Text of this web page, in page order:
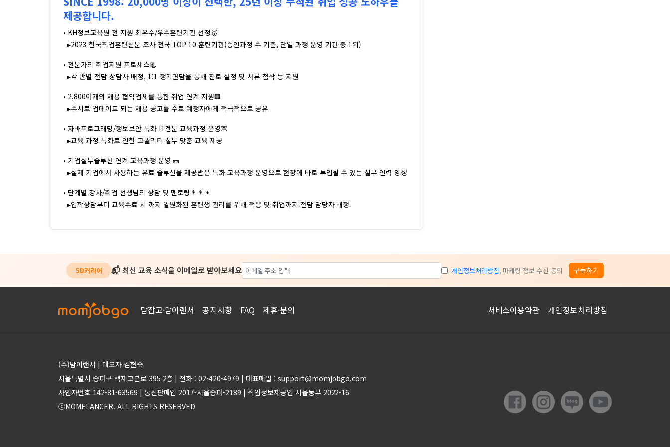
제공합니다.
• KH정보교육원 전 지원 최우수/우수훈련기관 선정🥇
▸2023 한국직업훈련신문 조사 전국 TOP 10 훈련기관(승인과정 수 기준, 단일 과정 운영 기관 중 1위)
• 전문가의 취업지원 프로세스📃
▸각 반별 전담 상담사 배정, 1:1 정기면담을 통해 진로 설정 및 서류 첨삭 등 지원
• 2,800여개의 채용 협약업체를 통한 취업 연계 지원🏢
▸수시로 업데이트 되는 채용 공고를 수료 예정자에게 적극적으로 공유
• 자바프로그래밍/정보보안 특화 IT전문 교육과정 운영💌
▸교육 과정 특화로 인한 고퀄리티 실무 맞춤 교육 제공
• 기업실무솔루션 연계 교육과정 운영 🎫
▸실제 기업에서 사용하는 유료 솔루션을 제공받은 특화 교육과정 운영으로 현장에 바로 투입될 수 있는 실무 인력 양성
• 단계별 강사/취업 선생님의 상담 및 멘토링👨‍👨‍👦
▸입학상담부터 교육수료 시 까지 일원화된 훈련생 관리를 위해 적응 및 취업까지 전담 담당자 배정
5D커리어 📬 최신 교육 소식을 이메일로 받아보세요 개인정보처리방침, 마케팅 정보 수신 동의 구독하기
맘잡고·맘이랜서 공지사항 FAQ 제휴·문의 서비스이용약관 개인정보처리방침
(주)맘이랜서 | 대표자 김현숙
서울특별시 송파구 백제고분로 395 2층 | 전화 : 02-420-4979 | 대표메일 : support@momjobgo.com
사업자번호 142-81-63569 | 통신판매업 2017-서울송파-2189 | 직업정보제공업 서울동부 2022-16
ⓒMOMELANCER. ALL RIGHTS RESERVED